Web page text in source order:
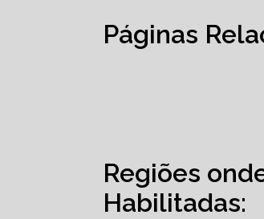
Páginas
Regiões
Habilitadas: